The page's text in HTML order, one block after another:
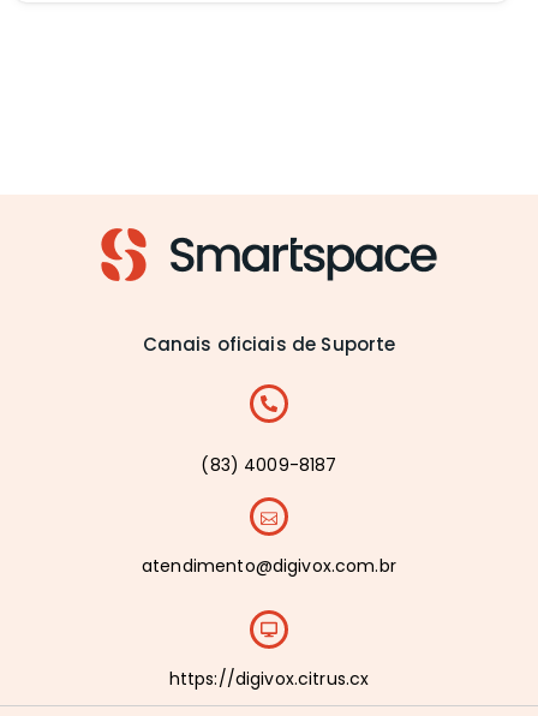
Canais oficiais de Suporte
(83) 4009-8187
atendimento@digivox.com.br
https://digivox.citrus.cx